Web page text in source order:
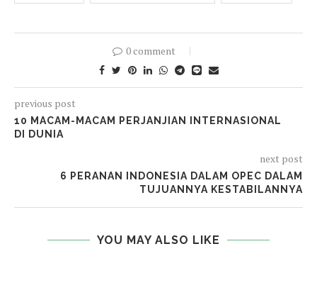
0 comment
previous post
10 MACAM-MACAM PERJANJIAN INTERNASIONAL
DI DUNIA
next post
6 PERANAN INDONESIA DALAM OPEC DALAM
TUJUANNYA KESTABILANNYA
YOU MAY ALSO LIKE